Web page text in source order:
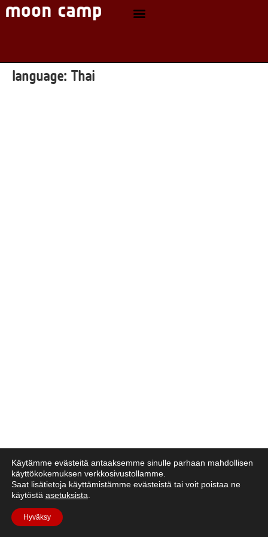
language: Thai
Käytämme evästeitä antaaksemme sinulle parhaan mahdollisen
käyttökokemuksen verkkosivustollamme.
Saat lisätietoja käyttämistämme evästeistä tai voit poistaa ne
käytöstä asetuksista
Hyväksy